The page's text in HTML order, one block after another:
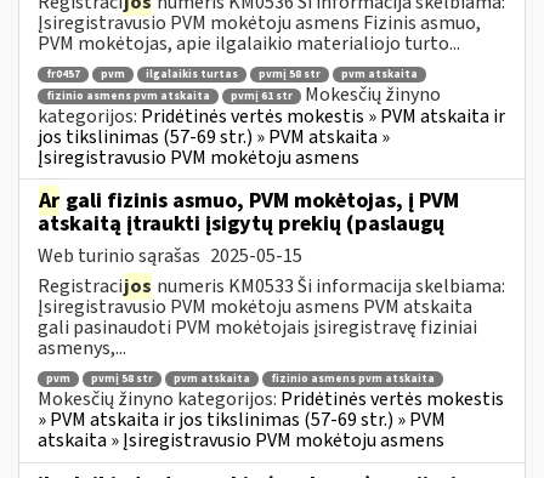
Įsiregistravusio PVM mokėtoju asmens Fizinis asmuo,
PVM mokėtojas, apie ilgalaikio materialiojo turto...
fr0457 pvm ilgalaikis turtas pvmį 58 str
pvm atskaita
fizinio asmens pvm atskaita
pvmį 61 str
Mokesčių žinyno
kategorijos: Pridėtinės vertės mokestis » PVM atskaita ir
jos tikslinimas (57-69 str.) » PVM atskaita »
Įsiregistravusio PVM mokėtoju asmens
Ar gali fizinis asmuo, PVM mokėtojas, į PVM
atskaitą įtraukti įsigytų prekių (paslaugų
Web turinio sąrašas 2025-05-15
Registracijos numeris KM0533 Ši informacija skelbiama:
Įsiregistravusio PVM mokėtoju asmens PVM atskaita
gali pasinaudoti PVM mokėtojais įsiregistravę fiziniai
asmenys,...
pvm pvmį 58 str pvm atskaita fizinio asmens pvm atskaita
Mokesčių žinyno kategorijos: Pridėtinės vertės mokestis
» PVM atskaita ir jos tikslinimas (57-69 str.) » PVM
atskaita » Įsiregistravusio PVM mokėtoju asmens